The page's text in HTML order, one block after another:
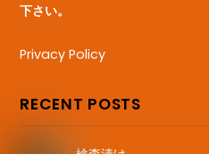
下さい。
Privacy Policy
RECENT POSTS